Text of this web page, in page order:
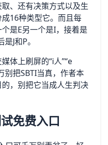
、还有决策方式以及生
16种类型它。而且每
是E另一个是I，接着是
J和P。
体上刷屏的“i人”“e
别把SBTI当真，作者本
，别把它当成人生判决
免费入口